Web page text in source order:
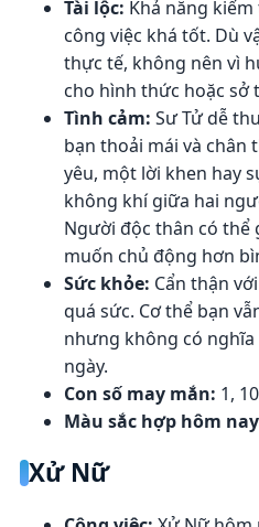
Tài lộc: Khả năng
công việc khá tốt. Dù
thực tế, không nên vì
cho hình thức hoặc sở
Tình cảm: Sư Tử dễ
bạn thoải mái và chân
yêu, một lời khen hay
không khí giữa hai
Người độc thân có
muốn chủ động hơn
Sức khỏe: Cẩn thận
quá sức. Cơ thể bạn
nhưng không có
ngày.
Con số may mắn: 1, 10
Màu sắc hợp hôm
Xử Nữ